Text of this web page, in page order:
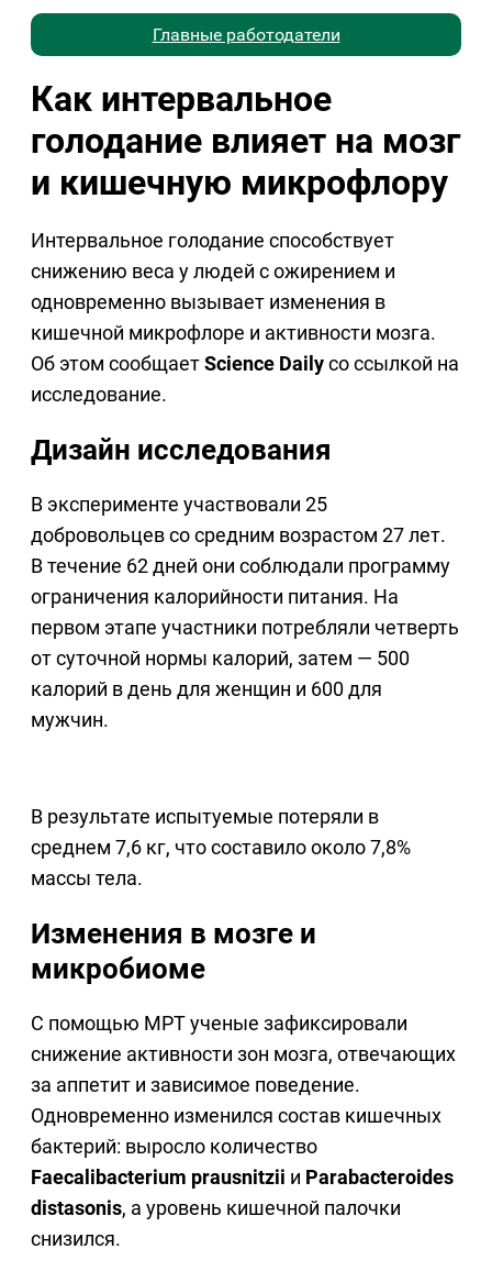
Главные работодатели
Как интервальное
голодание влияет на мозг
и кишечную микрофлору
Интервальное голодание способствует
снижению веса у людей с ожирением и
одновременно вызывает изменения в
кишечной микрофлоре и активности мозга.
Об этом сообщаетScience Dailyсо ссылкой на
исследование.
Дизайн исследования
В эксперименте участвовали 25
добровольцев со средним возрастом 27 лет.
В течение 62 дней они соблюдали программу
ограничения калорийности питания. На
первом этапе участники потребляли четверть
от суточной нормы калорий, затем — 500
калорий в день для женщин и 600 для
мужчин.
В результате испытуемые потеряли в
среднем 7,6 кг, что составило около 7,8%
массы тела.
Изменения в мозге и
микробиоме
С помощью МРТ ученые зафиксировали
снижение активности зон мозга, отвечающих
за аппетит и зависимое поведение.
Одновременно изменился состав кишечных
бактерий: выросло количество
Faecalibacterium prausnitzii и Parabacteroides
distasonis, а уровень кишечной палочки
снизился.